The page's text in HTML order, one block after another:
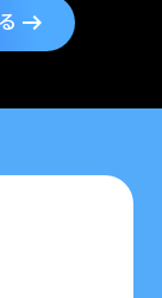
arrow_right_alt